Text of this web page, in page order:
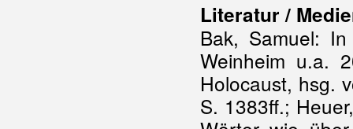
Literatur /
Bak, Samuel:
Weinheim u.a.
Holocaust, hsg.
S. 1383ff.;